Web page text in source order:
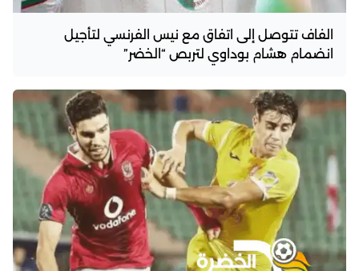
الفاف تتوصل إلى اتفاق مع نيس الفرنسي لتأجيل
انضمام هشام بوداوي لتربص “الخضر”